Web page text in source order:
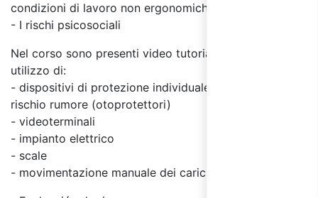
condizioni di lavoro non ergonomiche,
- I rischi psicosociali
Nel corso sono presenti video tutorial sul corretto
utilizzo di:
- dispositivi di protezione individuale
rischio rumore (otoprotettori)
- videoterminali
- impianto elettrico
- scale
- movimentazione manuale dei carichi (MMC)